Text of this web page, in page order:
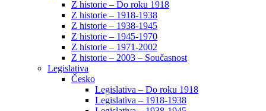
Z historie – Do roku 1918
Z historie – 1918-1938
Z historie – 1938-1945
Z historie – 1945-1970
Z historie – 1971-2002
Z historie – 2003 – Současnost
Legislativa
Česko
Legislativa – Do roku 1918
Legislativa – 1918-1938